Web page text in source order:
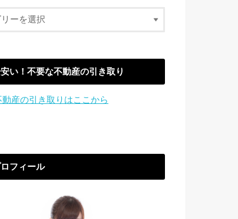
安い！不要な不動産の引き取り
産の引き取りはここから
フィール